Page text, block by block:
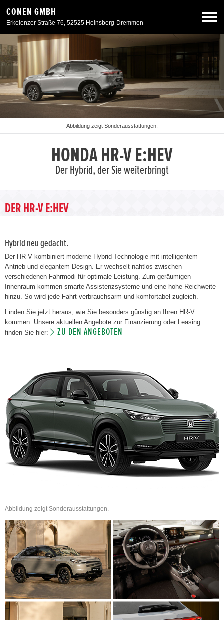
CONEN GMBH
Erkelenzer Straße 76, 52525 Heinsberg-Dremmen
Neuwagen
Gebrauchtwagen
Abbildung zeigt Sonderausstattungen.
HONDA HR-V E:HEV
Der Hybrid, der Sie weiterbringt
DER HR-V E:HEV
Hybrid neu gedacht.
Der HR-V kombiniert moderne Hybrid-Technologie mit intelligentem
Antrieb und elegantem Design. Er wechselt nahtlos zwischen
verschiedenen Fahrmodi für optimale Leistung. Zum geräumigen
Innenraum kommen smarte Assistenzsysteme und eine hohe Reichweite
hinzu. So wird jede Fahrt verbrauchsarm und komfortabel zugleich.
Finden Sie jetzt heraus, wie Sie besonders günstig an Ihren HR-V
kommen. Unsere aktuellen Angebote zur Finanzierung oder Leasing
finden Sie hier:
ZU DEN ANGEBOTEN
Abbildung zeigt Sonderausstattungen.